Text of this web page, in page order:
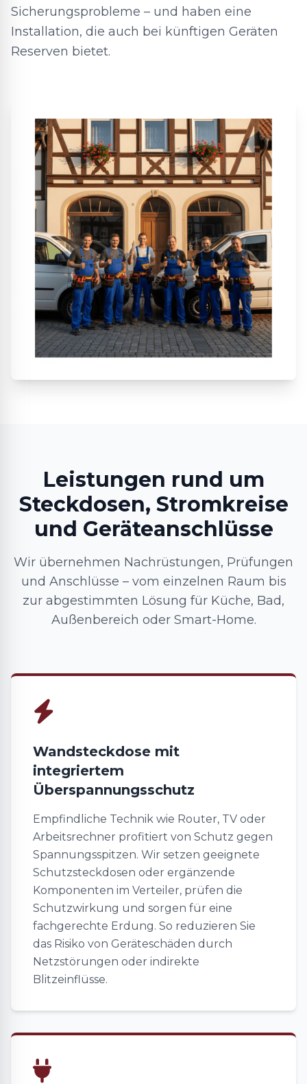
Sicherungsprobleme – und haben eine
Installation, die auch bei künftigen Geräten
Reserven bietet.
Leistungen rund um
Steckdosen, Stromkreise
und Geräteanschlüsse
Wir übernehmen Nachrüstungen, Prüfungen
und Anschlüsse – vom einzelnen Raum bis
zur abgestimmten Lösung für Küche, Bad,
Außenbereich oder Smart-Home.
Wandsteckdose mit
integriertem
Überspannungsschutz
Empfindliche Technik wie Router, TV oder
Arbeitsrechner profitiert von Schutz gegen
Spannungsspitzen. Wir setzen geeignete
Schutzsteckdosen oder ergänzende
Komponenten im Verteiler, prüfen die
Schutzwirkung und sorgen für eine
fachgerechte Erdung. So reduzieren Sie
das Risiko von Geräteschäden durch
Netzstörungen oder indirekte
Blitzeinflüsse.